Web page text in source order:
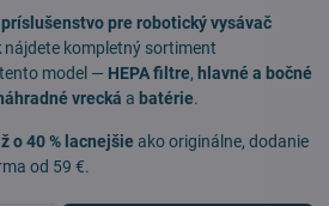
pre robotický vysávač
nájdete kompletný sortiment
model — HEPA filtre, hlavné a bočné
vrecká a batérie.
o 40 % lacnejšie ako originálne, dodanie
od 59 €.